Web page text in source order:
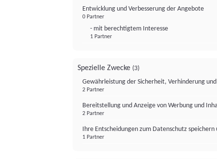
Entwicklung und Verbesserung der Angebote
0 Partner
- mit berechtigtem Interesse
1 Partner
Spezielle Zwecke (3)
Gewährleistung der Sicherheit, Verhinderung
2 Partner
Bereitstellung und Anzeige von Werbung und
2 Partner
Ihre Entscheidungen zum Datenschutz
1 Partner